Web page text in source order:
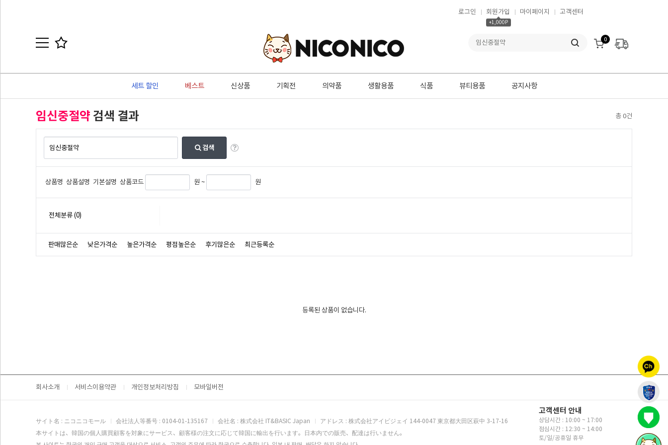
로그인 회원가입
+1,000P
마이페이지 고객센터
0
세트 할인 베스트 신상품 기획전 의약품 생활용품 식품 뷰티용품 공지사항
임신중절약 검색 결과 총 0건
검색
상품명 상품설명 기본설명 상품코드 원 ~ 원
전체분류(0)
판매많은순 낮은가격순 높은가격순 평점높은순 후기많은순 최근등록순
등록된 상품이 없습니다.
회사소개 서비스이용약관 개인정보처리방침 모바일버전
고객센터 안내
상담시간 : 10:00 ~ 17:00
점심시간 : 12:30 ~ 14:00
토/일/공휴일 휴무
サイト名 : ニコニコモール 会社法人等番号 : 0104-01-135167 会社名 : 株式会社 IT&BASIC Japan
アドレス : 株式会社アイビジェイ 144-0047 東京都大田区萩中 3-17-16
本サイトは、韓国の個人購買顧客を対象にサービス、顧客様の注文に応じて韓国に輸出を行います。日本内での販売、配達は行いません。